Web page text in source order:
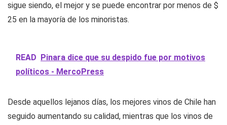
sigue siendo, el mejor y se puede encontrar por menos de $
25 en la mayoría de los minoristas.
READ Pinara dice que su despido fue por motivos
políticos - MercoPress
Desde aquellos lejanos días, los mejores vinos de Chile han
seguido aumentando su calidad, mientras que los vinos de